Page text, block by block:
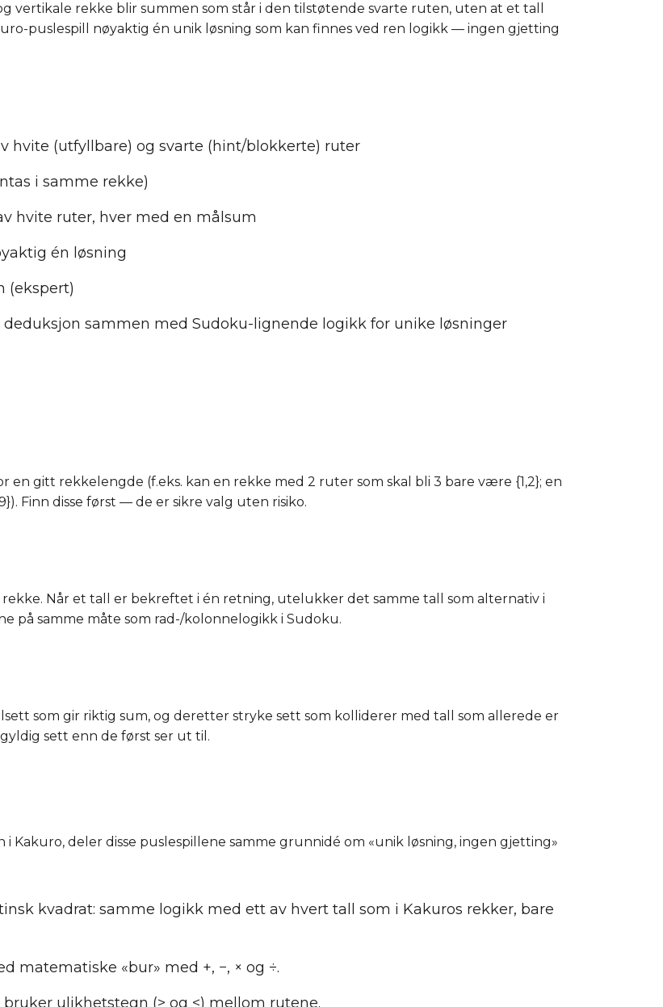
vertikale rekke blir summen som står i den tilstøtende svarte ruten, uten at et tall
puslespill nøyaktig én unik løsning som kan finnes ved ren logikk — ingen gjetting
hvite (utfyllbare) og svarte (hint/blokkerte) ruter
i samme rekke)
hvite ruter, hver med en målsum
én løsning
(ekspert)
sammen med Sudoku-lignende logikk for unike løsninger
gitt rekkelengde (f.eks. kan en rekke med 2 ruter som skal bli 3 bare være {1,2}; en
Finn disse først — de er sikre valg uten risiko.
Når et tall er bekreftet i én retning, utelukker det samme tall som alternativ i
på samme måte som rad-/kolonnelogikk i Sudoku.
som gir riktig sum, og deretter stryke sett som kolliderer med tall som allerede er
sett enn de først ser ut til.
Kakuro, deler disse puslespillene samme grunnidé om «unik løsning, ingen gjetting»
kvadrat: samme logikk med ett av hvert tall som i Kakuros rekker, bare
matematiske «bur» med +, −, × og ÷.
ulikhetstegn (> og <) mellom rutene.